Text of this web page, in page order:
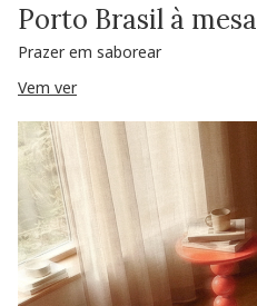
Porto Brasil à mesa
Prazer em saborear
Vem ver